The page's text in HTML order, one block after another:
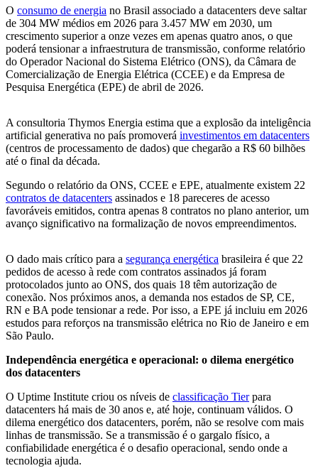
O consumo de energia no Brasil associado a datacenters deve saltar
de 304 MW médios em 2026 para 3.457 MW em 2030, um
crescimento superior a onze vezes em apenas quatro anos, o que
poderá tensionar a infraestrutura de transmissão, conforme relatório
do Operador Nacional do Sistema Elétrico (ONS), da Câmara de
Comercialização de Energia Elétrica (CCEE) e da Empresa de
Pesquisa Energética (EPE) de abril de 2026.
A consultoria Thymos Energia estima que a explosão da inteligência
artificial generativa no país promoverá investimentos em datacenters
(centros de processamento de dados) que chegarão a R$ 60 bilhões
até o final da década.
Segundo o relatório da ONS, CCEE e EPE, atualmente existem 22
contratos de datacenters assinados e 18 pareceres de acesso
favoráveis emitidos, contra apenas 8 contratos no plano anterior, um
avanço significativo na formalização de novos empreendimentos.
O dado mais crítico para a segurança energética brasileira é que 22
pedidos de acesso à rede com contratos assinados já foram
protocolados junto ao ONS, dos quais 18 têm autorização de
conexão. Nos próximos anos, a demanda nos estados de SP, CE,
RN e BA pode tensionar a rede. Por isso, a EPE já incluiu em 2026
estudos para reforços na transmissão elétrica no Rio de Janeiro e em
São Paulo.
Independência energética e operacional: o dilema energético
dos datacenters
O Uptime Institute criou os níveis de classificação Tierpara
datacenters há mais de 30 anos e, até hoje, continuam válidos. O
dilema energético dos datacenters, porém, não se resolve com mais
linhas de transmissão. Se a transmissão é o gargalo físico, a
confiabilidade energética é o desafio operacional, sendo onde a
tecnologia ajuda.